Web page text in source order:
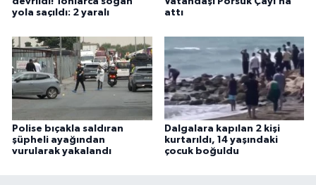
yola saçıldı: 2 yaralı
attı
Polise bıçakla saldıran
şüpheli ayağından
vurularak yakalandı
Dalgalara kapılan 2 kişi
kurtarıldı, 14 yaşındaki
çocuk boğuldu